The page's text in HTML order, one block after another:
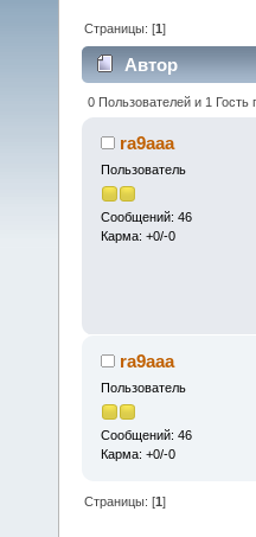
Страницы: [1]
Автор
0 Пользователей и 1 Гость
ra9aaa
Пользователь
Сообщений: 46
Карма: +0/-0
ra9aaa
Пользователь
Сообщений: 46
Карма: +0/-0
Страницы: [1]